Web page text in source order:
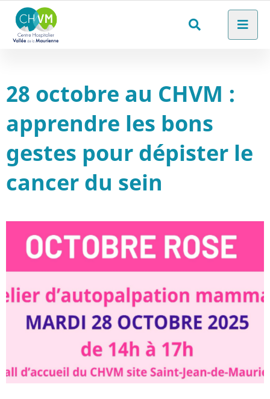
Aller à la recherche
Rechercher
site
28 octobre au CHVM :
apprendre les bons
gestes pour dépister le
cancer du sein